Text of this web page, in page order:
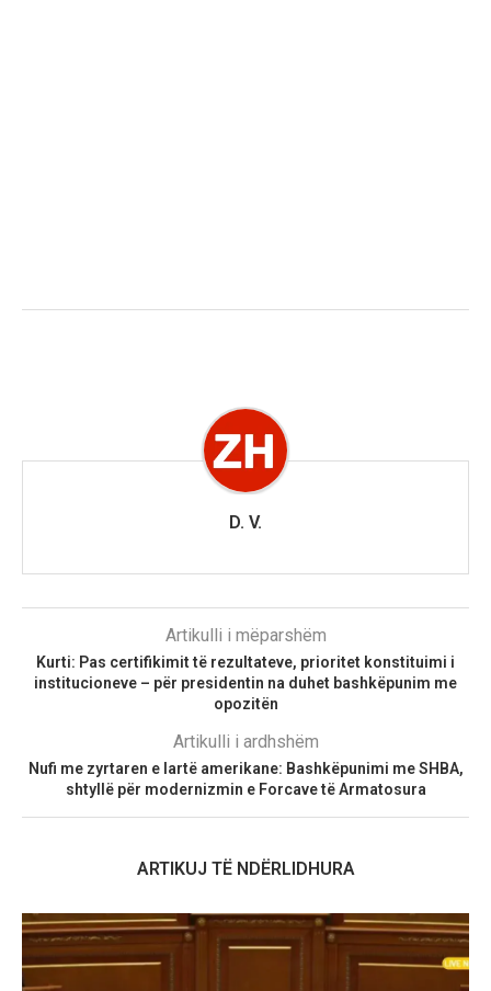
D. V.
Artikulli i mëparshëm
Kurti: Pas certifikimit të rezultateve, prioritet konstituimi i
institucioneve – për presidentin na duhet bashkëpunim me
opozitën
Artikulli i ardhshëm
Nufi me zyrtaren e lartë amerikane: Bashkëpunimi me SHBA,
shtyllë për modernizmin e Forcave të Armatosura
ARTIKUJ TË NDËRLIDHURA